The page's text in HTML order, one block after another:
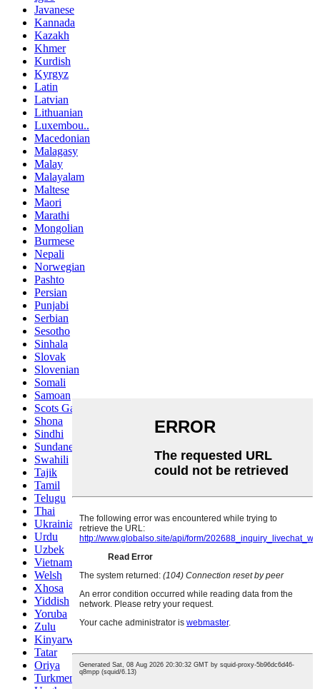
Javanese
Kannada
Kazakh
Khmer
Kurdish
Kyrgyz
Latin
Latvian
Lithuanian
Luxembou..
Macedonian
Malagasy
Malay
Malayalam
Maltese
Maori
Marathi
Mongolian
Burmese
Nepali
Norwegian
Pashto
Persian
Punjabi
Serbian
Sesotho
Sinhala
Slovak
Slovenian
Somali
Samoan
Scots Gaelic
Shona
Sindhi
Sundanese
Swahili
Tajik
Tamil
Telugu
Thai
Ukrainian
Urdu
Uzbek
Vietnamese
Welsh
Xhosa
Yiddish
Yoruba
Zulu
Kinyarwanda
Tatar
Oriya
Turkmen